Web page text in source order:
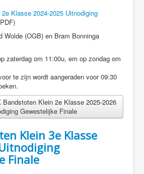
Klasse 2024-2025 Uitnodiging
Wolde (OGB) en Bram Bonninga
zaterdag om 11:00u, em op zondag om
te zijn wordt aangeraden voor 09:30
Bandstoten Klein 2e Klasse 2025-2026
Gewestelijke Finale
Klein 3e Klasse
Finale